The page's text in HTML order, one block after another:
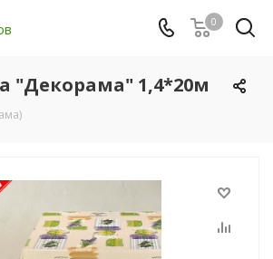
0
"Декорама" 1,4*20м